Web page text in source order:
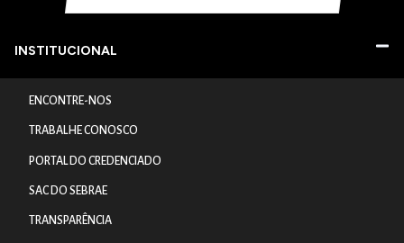
INSTITUCIONAL
ENCONTRE-NOS
TRABALHE CONOSCO
PORTAL DO CREDENCIADO
SAC DO SEBRAE
TRANSPARÊNCIA